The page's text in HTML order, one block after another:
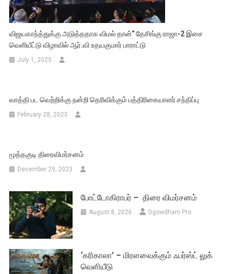
விஜயகாந்த்துக்கு அடுத்ததாக விமல் தான்” தேசிங்கு ராஜா-2 இசை
வெளியீட்டு விழாவில் ஆர்.வி உதயகுமார் பாராட்டு
July 1, 2025
வாத்தி பட வெற்றிக்கு நன்றி தெரிவிக்கும் பத்திரிகையாளர் சந்திப்பு
February 28, 2023
மூத்தகுடி திரைவிமர்சனம்
December 29, 2023
போட்டோகிராபர் – திரை விமர்சனம்
August 8, 2026 Dgowdham Pro
‘கரிகாலா’ – மிரளவைக்கும் ஃபர்ஸ்ட் லுக்
வெளியீடு